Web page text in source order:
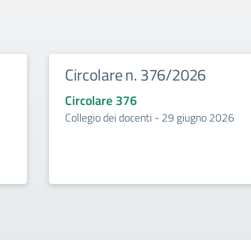
Circolare n. 376/2026
Circolare 376
Collegio dei docenti - 29 giugno 2026